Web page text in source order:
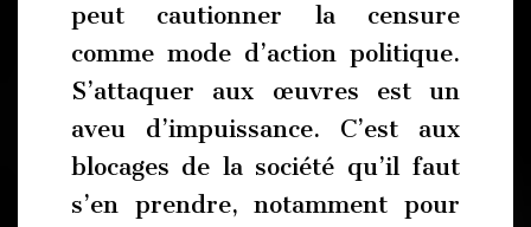
peut cautionner la censure
comme mode d’action politique.
S’attaquer aux œuvres est un
aveu d’impuissance. C’est aux
blocages de la société qu’il faut
s’en prendre, notamment pour